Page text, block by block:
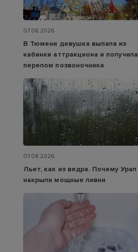
07.08.2026
В Тюмени девушка выпала из
кабинки аттракциона и получила
перелом позвоночника
07.08.2026
Льет, как из ведра. Почему Урал
накрыли мощные ливни